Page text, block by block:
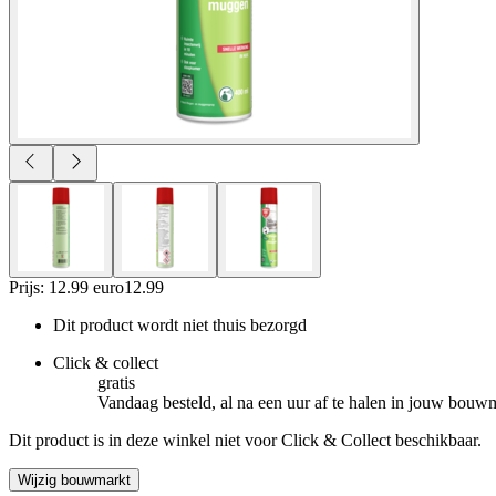
Prijs: 12.99 euro12.99
Dit product wordt niet thuis bezorgd
Click & collect
gratis
Vandaag besteld, al na een uur af te halen in jouw
Dit product is in deze winkel niet voor Click & Collect beschikbaar.
Wijzig bouwmarkt